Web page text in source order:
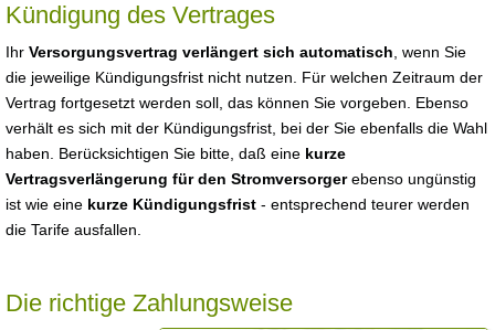
Kündigung des Vertrages
Ihr Versorgungsvertrag verlängert sich automatisch , wenn Sie
die jeweilige Kündigungsfrist nicht nutzen. Für welchen Zeitraum der
Vertrag fortgesetzt werden soll, das können Sie vorgeben. Ebenso
verhält es sich mit der Kündigungsfrist, bei der Sie ebenfalls die Wahl
haben. Berücksichtigen Sie bitte, daß eine kurze
Vertragsverlängerung für den Stromversorgerebenso ungünstig
ist wie eine kurze Kündigungsfrist - entsprechend teurer werden
die Tarife ausfallen.
Die richtige Zahlungsweise